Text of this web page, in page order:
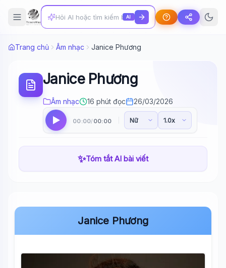
AI
Trang chủ Âm nhạc Janice Phương
Janice Phương
Âm nhạc 16 phút đọc 26/03/2026
00:00/ 00:00
✨Tóm tắt AI bài viết
Janice Phương